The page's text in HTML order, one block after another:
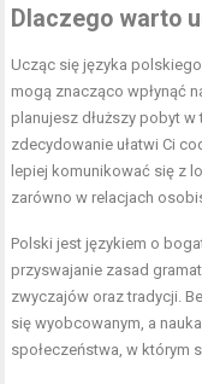
Dlaczego warto
Ucząc się języka
mogą znacząco wpłynąć
planujesz dłuższy pobyt
zdecydowanie ułatwi Ci
lepiej komunikować się z
zarówno w relacjach
Polski jest językiem o
przyswajanie zasad
zwyczajów oraz tradycji.
się wyobcowanym, a
społeczeństwa, w którym